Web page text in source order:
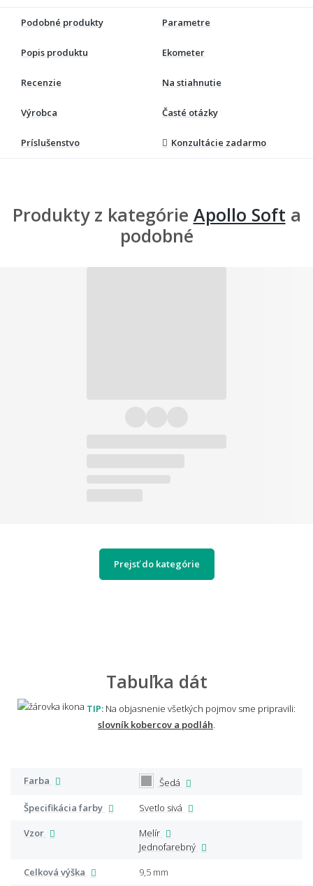
Podobné produkty Parametre
Popis produktu Ekometer
Recenzie Na stiahnutie
Výrobca Časté otázky
Príslušenstvo Konzultácie zadarmo
Produkty z kategórie Apollo Soft a
podobné
Prejsť do kategórie
Tabuľka dát
TIP: Na objasnenie všetkých pojmov sme pripravili:
slovník kobercov a podláh
Farba
Šedá
Špecifikácia farby
Svetlo sivá
Vzor
Melír
Jednofarebný
Celková výška
9,5 mm